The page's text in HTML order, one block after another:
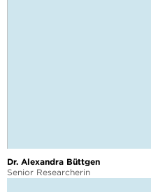
Dr. Alexandra Büttgen
Senior Researcherin